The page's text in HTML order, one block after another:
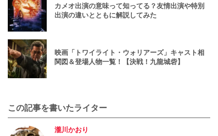
カメオ出演の意味って知ってる？友情出演や特別
出演の違いとともに解説してみた
映画「トワイライト・ウォリアーズ」キャスト相
関図＆登場人物一覧！【決戦！九龍城砦】
この記事を書いたライター
瀧川かおり